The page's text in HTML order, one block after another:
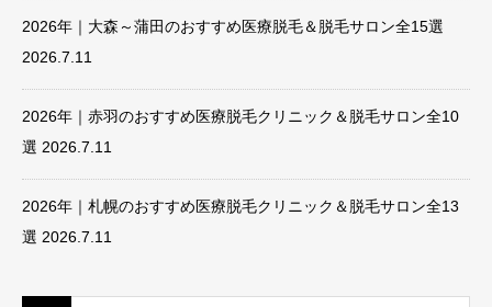
2026年｜大森～蒲田のおすすめ医療脱毛＆脱毛サロン全15選
2026.7.11
2026年｜赤羽のおすすめ医療脱毛クリニック＆脱毛サロン全10
選 2026.7.11
2026年｜札幌のおすすめ医療脱毛クリニック＆脱毛サロン全13
選 2026.7.11